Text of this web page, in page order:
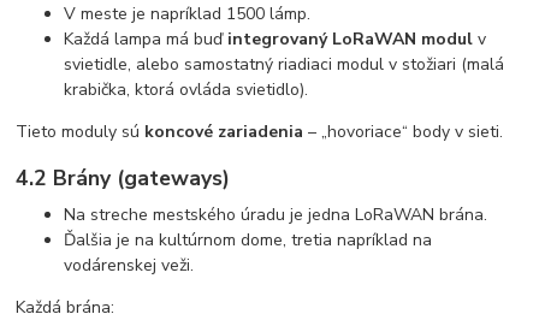
V meste je napríklad 1500 lámp.
Každá lampa má buď integrovaný LoRaWAN modul v
svietidle, alebo samostatný riadiaci modul v stožiari (malá
krabička, ktorá ovláda svietidlo).
Tieto moduly sú koncové zariadenia – „hovoriace“ body v sieti.
4.2 Brány (gateways)
Na streche mestského úradu je jedna LoRaWAN brána.
Ďalšia je na kultúrnom dome, tretia napríklad na
vodárenskej veži.
Každá brána: